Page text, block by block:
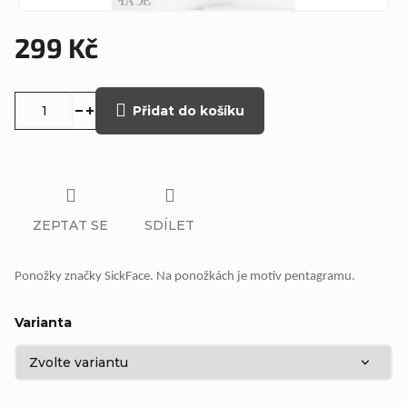
299 Kč
Varianta
Přidat do košíku
Ponožky značky SickFace. Na ponožkách je motiv pentagramu.
ZEPTAT SE SDÍLET